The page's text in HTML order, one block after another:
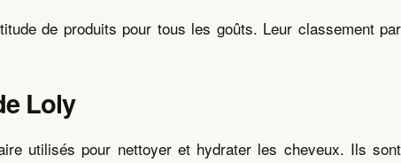
de produits pour tous les goûts. Leur classement par
Loly
utilisés pour nettoyer et hydrater les cheveux. Ils sont